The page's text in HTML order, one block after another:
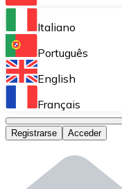
Bitnovo Ramp
Integra nuestra
Bitnovo Giftcards
Bitnovo OTC
Bitnovo ATM
Italiano
Português
English
Français
Registrarse Acceder